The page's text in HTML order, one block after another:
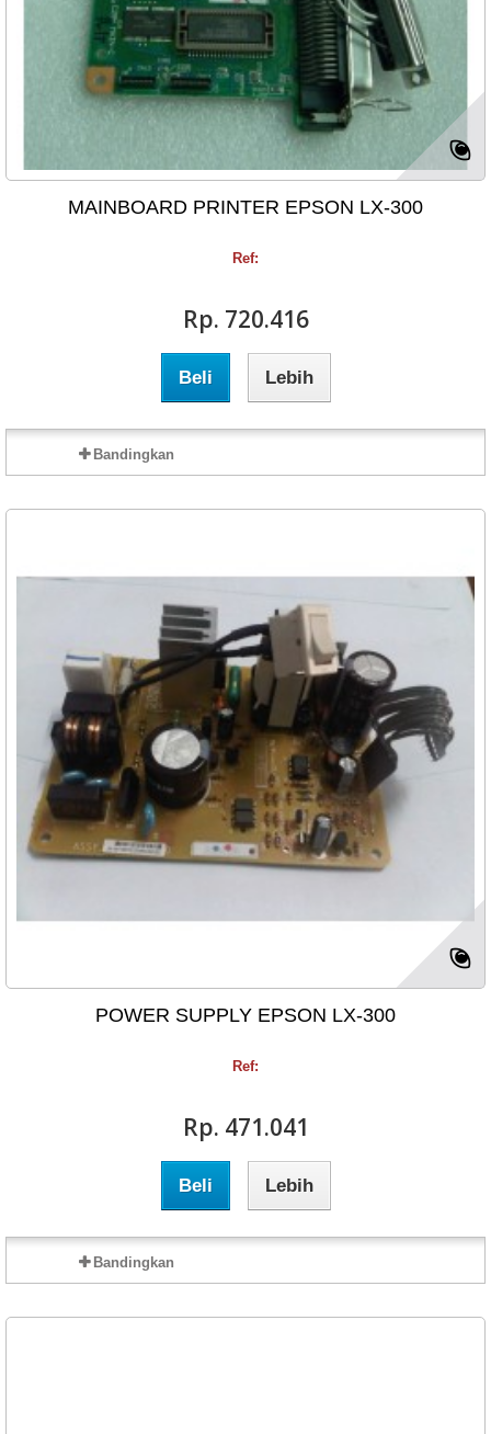
MAINBOARD PRINTER EPSON LX-300
Ref:
Rp‎. 720.416
Beli Lebih
Bandingkan
POWER SUPPLY EPSON LX-300
Ref:
Rp‎. 471.041
Beli Lebih
Bandingkan